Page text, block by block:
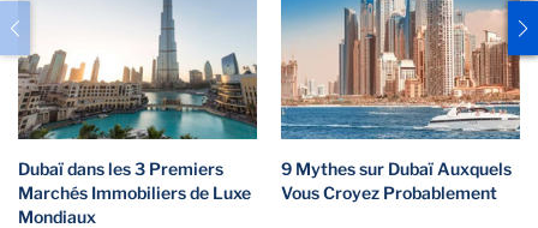
Dubaï dans les 3 Premiers
Marchés Immobiliers de Luxe
Mondiaux
9 Mythes sur Dubaï Auxquels
Vous Croyez Probablement